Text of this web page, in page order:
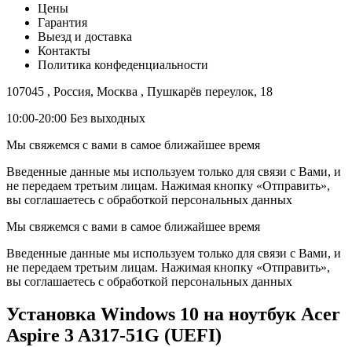
Цены
Гарантия
Выезд и доставка
Контакты
Политика конфеденциальности
107045 , Россия, Москва , Пушкарёв переулок, 18
10:00-20:00 Без выходных
Мы свяжемся с вами в самое ближайшее время
Введенные данные мы используем только для связи с Вами, и
не передаем третьим лицам. Нажимая кнопку «Отправить»,
вы соглашаетесь с обработкой персональных данных
Мы свяжемся с вами в самое ближайшее время
Введенные данные мы используем только для связи с Вами, и
не передаем третьим лицам. Нажимая кнопку «Отправить»,
вы соглашаетесь с обработкой персональных данных
Установка Windows 10 на ноутбук Acer
Aspire 3 A317-51G (UEFI)